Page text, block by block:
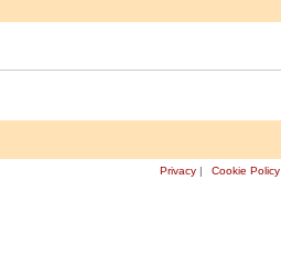
Privacy | Cookie Policy